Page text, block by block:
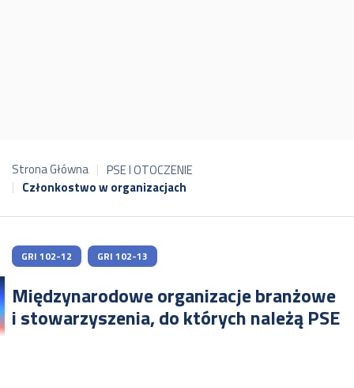
Strona Główna
PSE I OTOCZENIE
Członkostwo w organizacjach
GRI 102-12 GRI 102-13
Międzynarodowe organizacje branżowe
i stowarzyszenia, do których należą PSE